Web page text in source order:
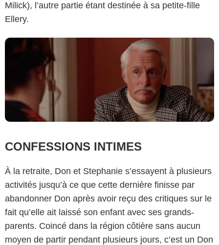
Milick), l’autre partie étant destinée à sa petite-fille
Ellery.
CONFESSIONS INTIMES
À la retraite, Don et Stephanie s’essayent à plusieurs
activités jusqu’à ce que cette dernière finisse par
abandonner Don après avoir reçu des critiques sur le
fait qu’elle ait laissé son enfant avec ses grands-
parents. Coincé dans la région côtière sans aucun
moyen de partir pendant plusieurs jours, c’est un Don